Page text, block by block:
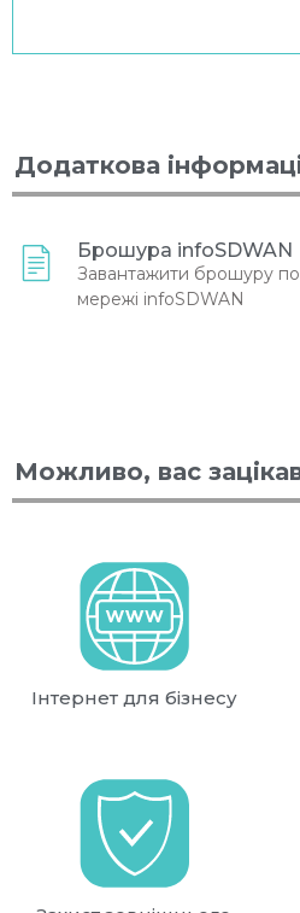
Додаткова
Брошура infoSDWAN
Завантажити брошуру
мережі infoSDWAN
Можливо, вас
Інтернет для бізнесу